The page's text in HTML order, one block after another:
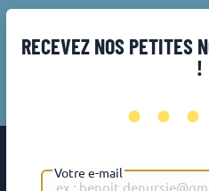
RECEVEZ NOS PETITES
!
Votre e-mail